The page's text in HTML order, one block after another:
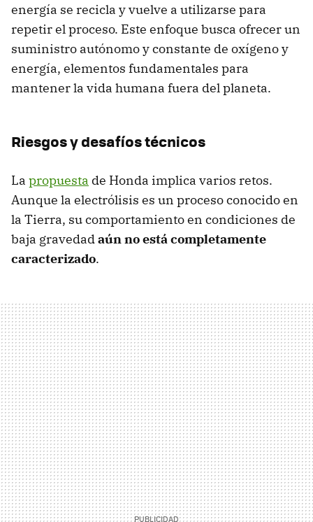
energía se recicla y vuelve a utilizarse para
repetir el proceso. Este enfoque busca ofrecer un
suministro autónomo y constante de oxígeno y
energía, elementos fundamentales para
mantener la vida humana fuera del planeta.
Riesgos y desafíos técnicos
La propuesta de Honda implica varios retos.
Aunque la electrólisis es un proceso conocido en
la Tierra, su comportamiento en condiciones de
baja gravedadaún no está completamente
caracterizado.